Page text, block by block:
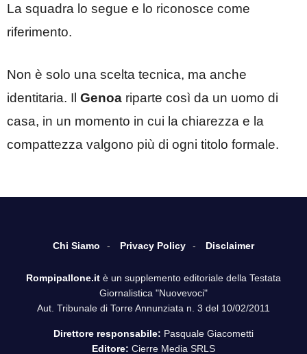
La squadra lo segue e lo riconosce come
riferimento.
Non è solo una scelta tecnica, ma anche
identitaria. Il Genoa riparte così da un uomo di
casa, in un momento in cui la chiarezza e la
compattezza valgono più di ogni titolo formale.
Chi Siamo Privacy Policy Disclaimer
Rompipallone.it è un supplemento editoriale della Testata
Giornalistica "Nuovevoci"
Aut. Tribunale di Torre Annunziata n. 3 del 10/02/2011
Direttore responsabile: Pasquale Giacometti
Editore: Cierre Media SRLS